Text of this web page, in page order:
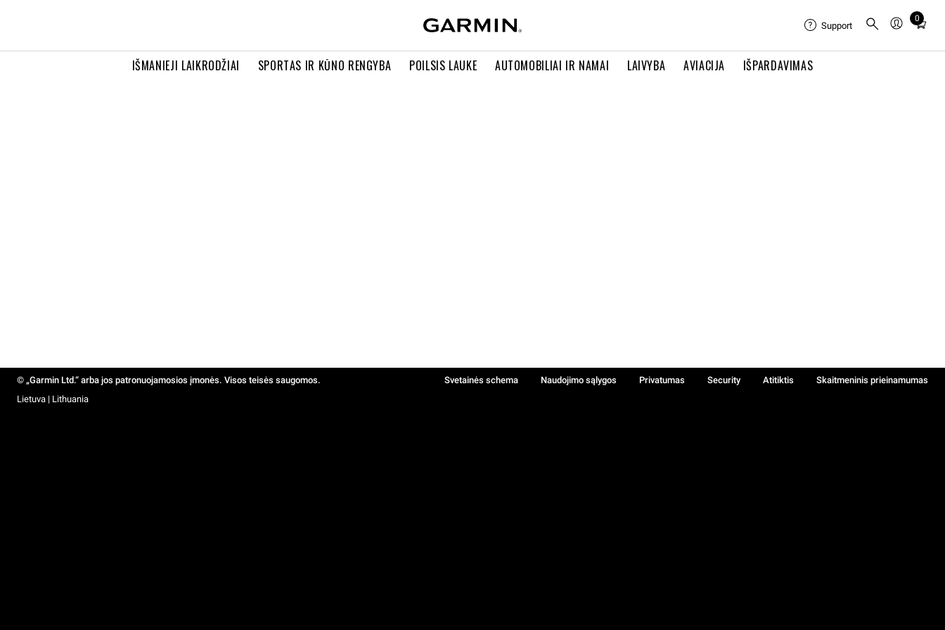
IŠMANIEJI LAIKRODŽIAI SPORTAS IR KŪNO RENGYBA POILSIS LAUKE AUTOMOBILIAI IR NAMAI LAIVYBA AVIACIJA IŠPARDAVIMAS
Support
0
Total
in
© „Garmin Ltd.“ arba jos patronuojamosios įmonės. Visos teisės saugomos. Svetainės schema Naudojimo sąlygos Privatumas Security Atitiktis
Skaitmeninis prieinamumas
Lietuva | Lithuania